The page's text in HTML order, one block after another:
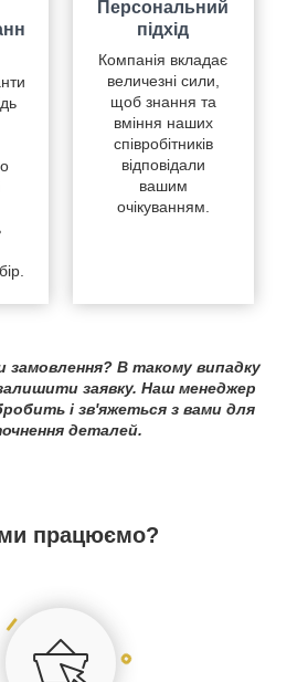
Персональний
підхід
Компанія вкладає
величезні сили,
щоб знання та
вміння наших
співробітників
відповідали
вашим
очікуванням.
В такому випадку
заявку. Наш менеджер
і зв'яжеться з вами для
деталей.
працюємо?